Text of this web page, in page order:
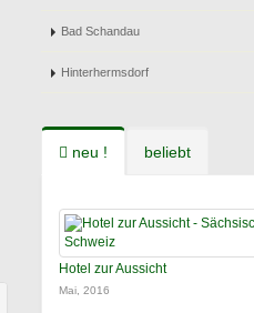
Bad Schandau
Hinterhermsdorf
neu ! beliebt
Hotel zur Aussicht
Mai, 2016